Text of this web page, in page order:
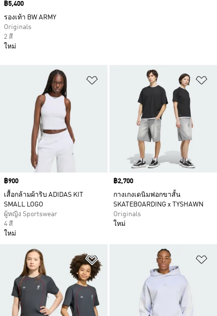
เพิ่มไปยังรายการสินค้าโปรด
Price
฿900
เสื้อกล้ามผ้าริบ ADIDAS KIT
SMALL LOGO
ผู้หญิง Sportswear
4 สี
ใหม่
Price
฿2,700
กางเกงเดนิมฟอกขาสั้น
SKATEBOARDING x TYSHAWN
Originals
ใหม่
เพิ่มไปยังรายการสินค้าโปรด
Price
฿5,400
รองเท้า BW ARMY
Originals
2 สี
ใหม่